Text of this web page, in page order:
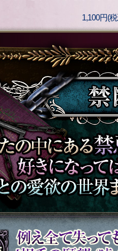
1,100円(